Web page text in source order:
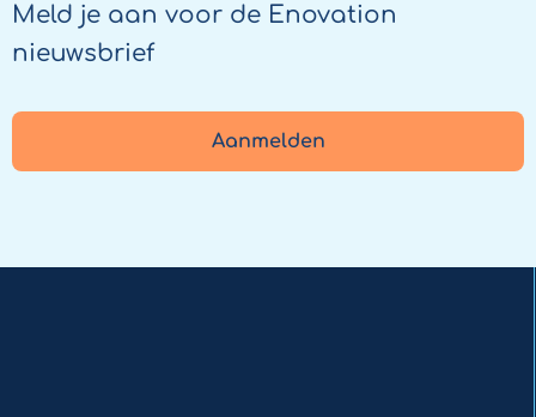
Meld je aan voor de Enovation
nieuwsbrief
Aanmelden